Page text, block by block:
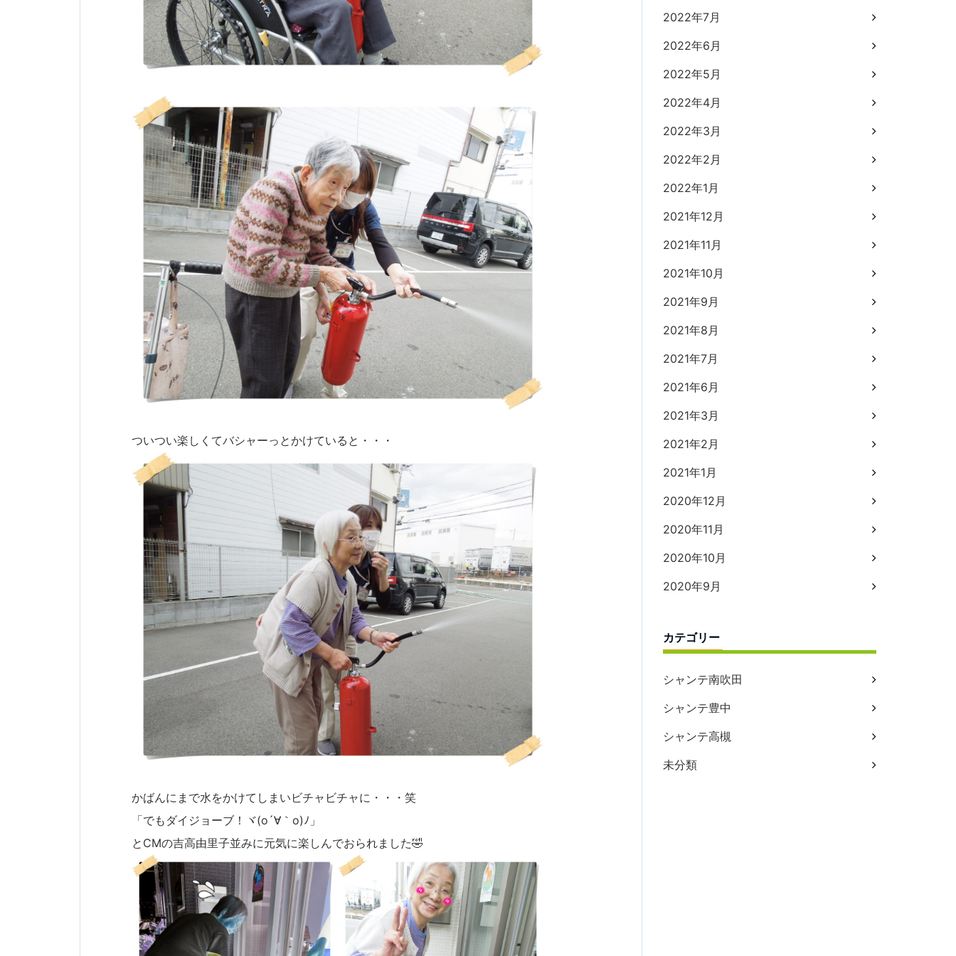
ついつい楽しくてバシャーっとかけていると・・・
かばんにまで水をかけてしまいビチャビチャに・・・笑
「でもダイジョーブ！ヾ(o´∀｀o)ﾉ」
とCMの吉高由里子並みに元気に楽しんでおられました🤣
2022年7月
2022年6月
2022年5月
2022年4月
2022年3月
2022年2月
2022年1月
2021年12月
2021年11月
2021年10月
2021年9月
2021年8月
2021年7月
2021年6月
2021年3月
2021年2月
2021年1月
2020年12月
2020年11月
2020年10月
2020年9月
カテゴリー
シャンテ南吹田
シャンテ豊中
シャンテ高槻
未分類